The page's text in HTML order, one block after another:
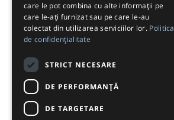
care le pot combina cu alte informații pe
care le-ați furnizat sau pe care le-au
colectat din utilizarea serviciilor lor. Politica
de confidențialitate
STRICT NECESARE
DE PERFORMANȚĂ
DE TARGETARE